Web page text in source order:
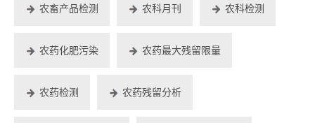
农畜产品检测 农科月刊 农科检测
农药化肥污染 农药最大残留限量
农药检测 农药残留分析